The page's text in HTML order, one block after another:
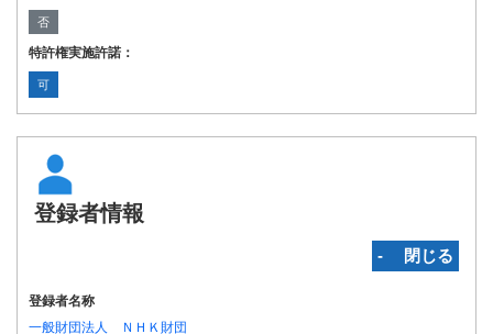
否
特許権実施許諾：
可
登録者情報
‐ 閉じる
登録者名称
一般財団法人 ＮＨＫ財団